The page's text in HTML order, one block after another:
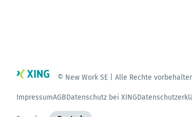
© New Work SE | Alle Rechte
ImpressumAGBDatenschutz bei XING